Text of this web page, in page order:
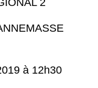
à 12h30